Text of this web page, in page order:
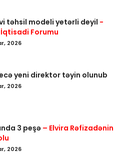
təhsil modeli yetərli deyil -
Forumu
2026
yeni direktor təyin olunub
2026
3 peşə– Elvira Rəfizadənin
2026